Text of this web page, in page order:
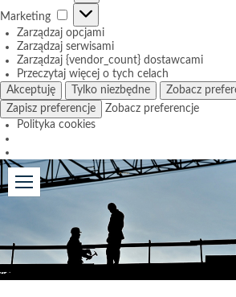
Marketing
Marketing
Zarządzaj opcjami
Zarządzaj serwisami
Zarządzaj {vendor_count} dostawcami
Przeczytaj więcej o tych celach
Akceptuję
Tylko niezbędne
Zobacz
Zapisz preferencje
Zobacz preferencje
Polityka cookies